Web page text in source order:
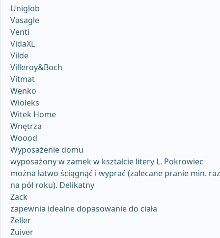
Uniglob
Vasagle
Venti
VidaXL
Vilde
Villeroy&Boch
Vitmat
Wenko
Wioleks
Witek Home
Wnętrza
Woood
Wyposażenie domu
wyposażony w zamek w kształcie litery L. Pokrowiec
można łatwo ściągnąć i wyprać (zalecane pranie min. raz
na pół roku). Delikatny
Zack
zapewnia idealne dopasowanie do ciała
Zeller
Zuiver